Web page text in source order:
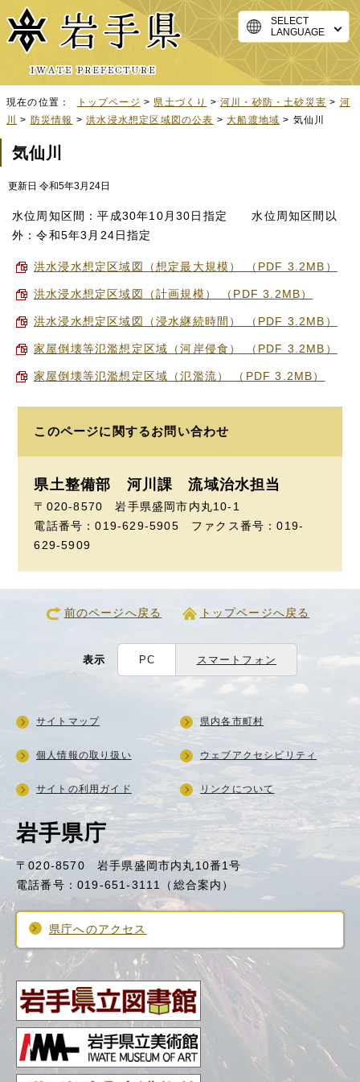
SELECT
LANGUAGE
現在の位置： トップページ > 県土づくり >河川・砂防・土砂災害 > 河
川
> 防災情報 >洪水浸水想定区域図の公表 >大船渡地域 > 気仙川
気仙川
更新日 令和5年3月24日
水位周知区間：平成30年10月30日指定 水位周知区間以
外：令和5年3月24日指定
洪水浸水想定区域図（想定最大規模） （PDF 3.2MB）
洪水浸水想定区域図（計画規模） （PDF 3.2MB）
洪水浸水想定区域図（浸水継続時間） （PDF 3.2MB）
家屋倒壊等氾濫想定区域（河岸侵食） （PDF 3.2MB）
家屋倒壊等氾濫想定区域（氾濫流） （PDF 3.2MB）
このページに関するお問い合わせ
県土整備部 河川課 流域治水担当
〒020-8570 岩手県盛岡市内丸10-1
電話番号：019-629-5905 ファクス番号：019-
629-5909
前のページへ戻る トップページへ戻る
表示 PC スマートフォン
岩手県庁
〒020-8570 岩手県盛岡市内丸10番1号
電話番号：019-651-3111（総合案内）
県庁へのアクセス
サイトマップ 県内各市町村
個人情報の取り扱い ウェブアクセシビリティ
サイトの利用ガイド リンクについて